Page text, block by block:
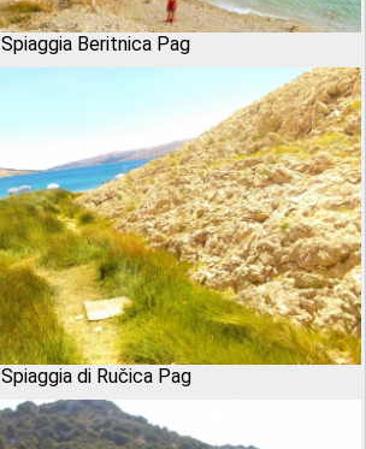
Spiaggia Beritnica Pag
Spiaggia di Ručica Pag